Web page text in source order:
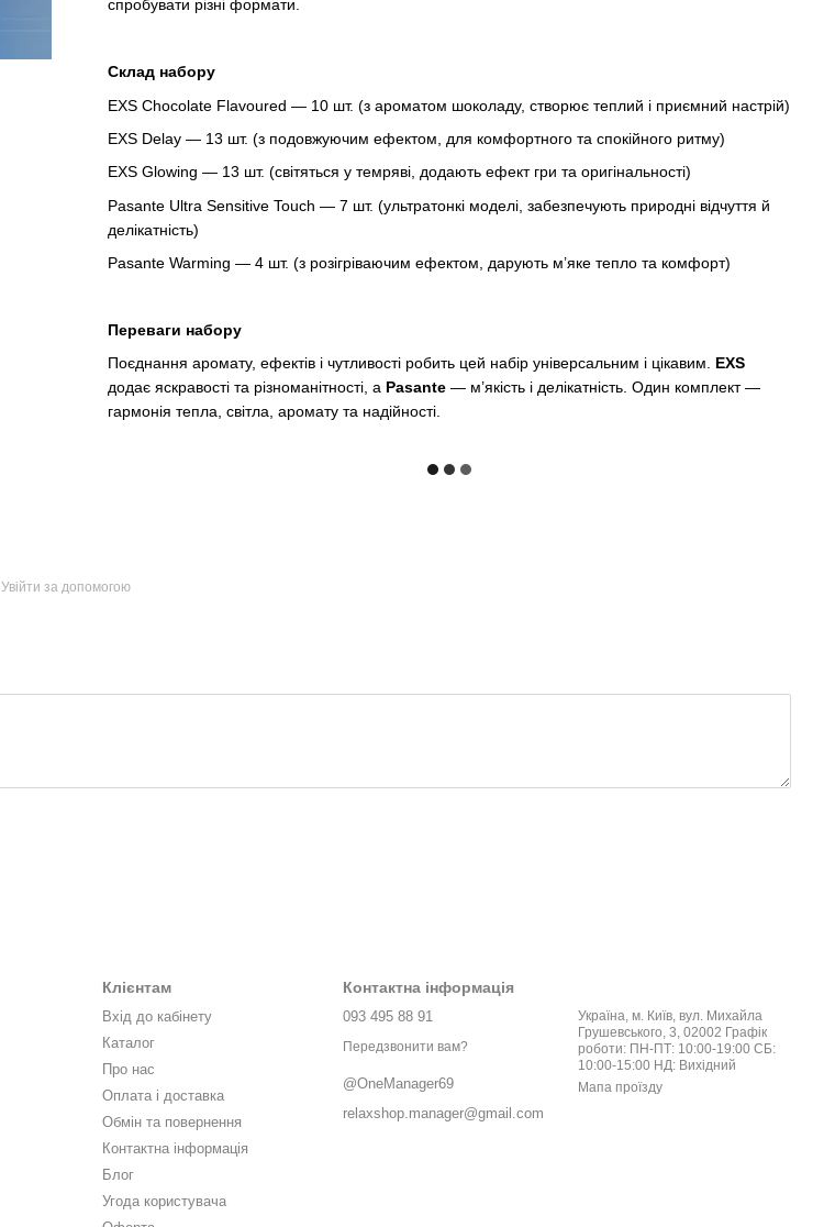
спробувати різні формати.
Склад набору
EXS Chocolate Flavoured — 10 шт. (з ароматом шоколаду, створює теплий і приємний настрій)
EXS Delay — 13 шт. (з подовжуючим ефектом, для комфортного та спокійного ритму)
EXS Glowing — 13 шт. (світяться у темряві, додають ефект гри та оригінальності)
Pasante Ultra Sensitive Touch — 7 шт. (ультратонкі моделі, забезпечують природні відчуття й
делікатність)
Pasante Warming — 4 шт. (з розігріваючим ефектом, дарують м’яке тепло та комфорт)
Переваги набору
Поєднання аромату, ефектів і чутливості робить цей набір універсальним і цікавим. EXS
додає яскравості та різноманітності, а Pasante — м’якість і делікатність. Один комплект —
гармонія тепла, світла, аромату та надійності.
Увійти за допомогою
Клієнтам
Вхід до кабінету
Каталог
Про нас
Оплата і доставка
Обмін та повернення
Контактна інформація
Блог
Угода користувача
Контактна інформація
093 495 88 91
Передзвонити вам?
@OneManager69
relaxshop.manager@gmail.com
Україна, м. Київ, вул. Михайла
Грушевського, 3, 02002 Графік
роботи: ПН-ПТ: 10:00-19:00 СБ:
10:00-15:00 НД: Вихідний
Мапа проїзду